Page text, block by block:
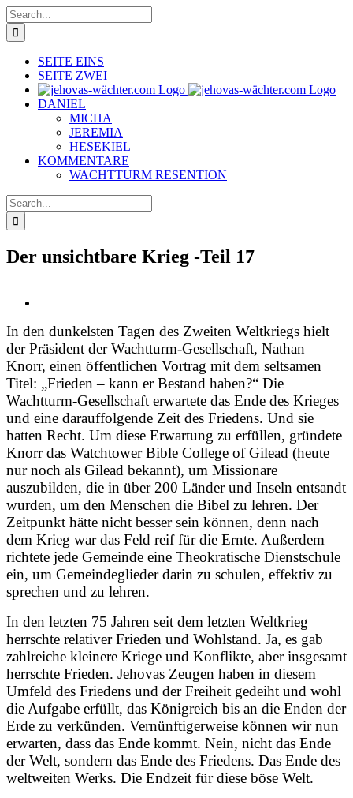
Skip
to
content
Search
for:
SEITE EINS
SEITE ZWEI
DANIEL
MICHA
JEREMIA
HESEKIEL
KOMMENTARE
WACHTTURM RESENTION
Search
for:
Der unsichtbare Krieg -Teil 17
Image
In den dunkelsten Tagen des Zweiten Weltkriegs hielt
der Präsident der Wachtturm-Gesellschaft, Nathan
Knorr, einen öffentlichen Vortrag mit dem seltsamen
Titel: „Frieden – kann er Bestand haben?“ Die
Wachtturm-Gesellschaft erwartete das Ende des Krieges
und eine darauffolgende Zeit des Friedens. Und sie
hatten Recht. Um diese Erwartung zu erfüllen, gründete
Knorr das Watchtower Bible College of Gilead (heute
nur noch als Gilead bekannt), um Missionare
auszubilden, die in über 200 Länder und Inseln entsandt
wurden, um den Menschen die Bibel zu lehren. Der
Zeitpunkt hätte nicht besser sein können, denn nach
dem Krieg war das Feld reif für die Ernte. Außerdem
richtete jede Gemeinde eine Theokratische Dienstschule
ein, um Gemeindeglieder darin zu schulen, effektiv zu
sprechen und zu lehren.
In den letzten 75 Jahren seit dem letzten Weltkrieg
herrschte relativer Frieden und Wohlstand. Ja, es gab
zahlreiche kleinere Kriege und Konflikte, aber insgesamt
herrschte Frieden. Jehovas Zeugen haben in diesem
Umfeld des Friedens und der Freiheit gedeiht und wohl
die Aufgabe erfüllt, das Königreich bis an die Enden der
Erde zu verkünden. Vernünftigerweise können wir nun
erwarten, dass das Ende kommt. Nein, nicht das Ende
der Welt, sondern das Ende des Friedens. Das Ende des
weltweiten Werks. Die Endzeit für diese böse Welt.